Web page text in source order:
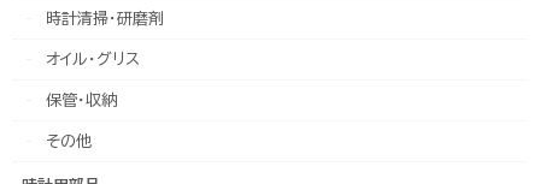
時計清掃・研磨剤
オイル・グリス
保管・収納
その他